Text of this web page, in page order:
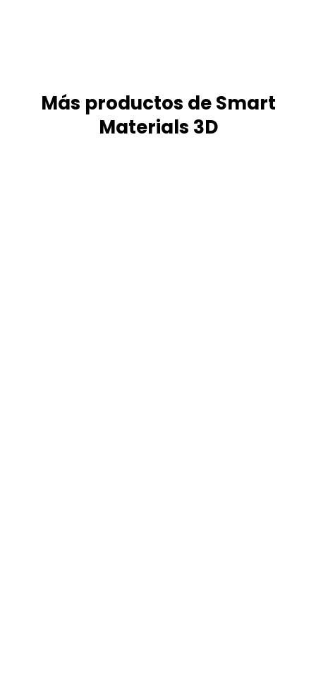
Más productos de Smart
Materials 3D